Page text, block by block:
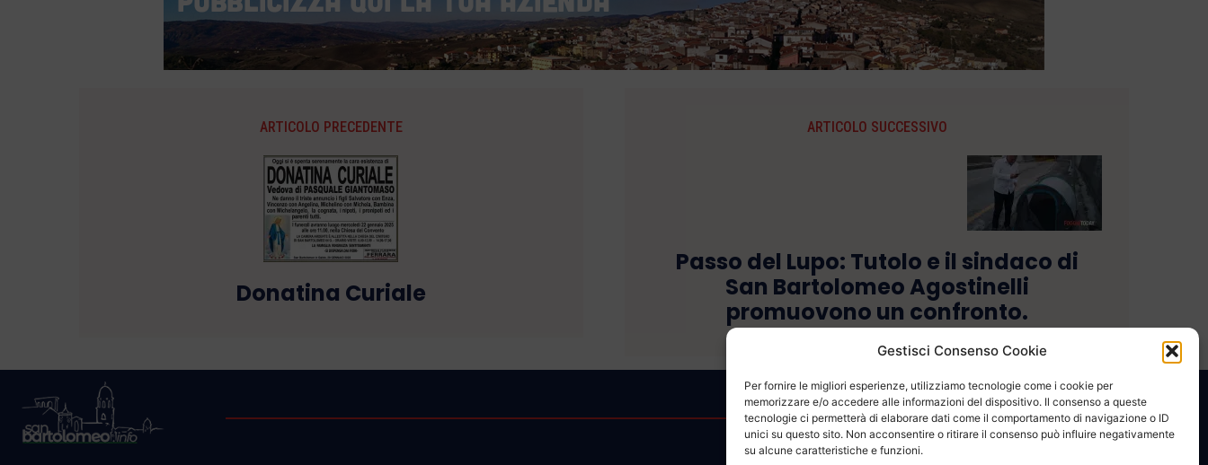
Gestisci Consenso Cookie
Per fornire le migliori esperienze, utilizziamo tecnologie come i cookie per
memorizzare e/o accedere alle informazioni del dispositivo. Il consenso a queste
tecnologie ci permetterà di elaborare dati come il comportamento di navigazione o ID
unici su questo sito. Non acconsentire o ritirare il consenso può influire negativamente
su alcune caratteristiche e funzioni.
ARTICOLO PRECEDENTE
Donatina Curiale
ARTICOLO SUCCESSIVO
Passo del Lupo: Tutolo e il sindaco di
San Bartolomeo Agostinelli
promuovono un confronto.
CONTATTACI COOKIE POLICY PRIVACY